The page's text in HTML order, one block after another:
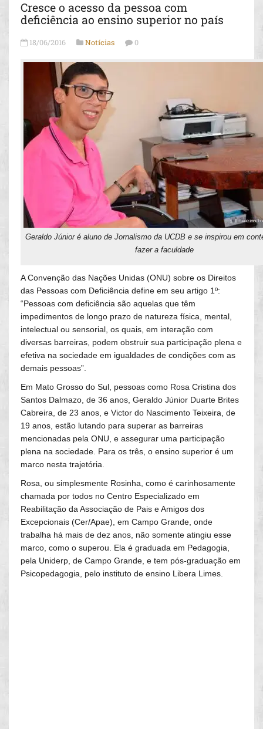
Cresce o acesso da pessoa com
deficiência ao ensino superior no país
18/06/2016 Notícias 0
Geraldo Júnior é aluno de Jornalismo da UCDB e se inspirou em
fazer a faculdade
A Convenção das Nações Unidas (ONU) sobre os Direitos
das Pessoas com Deficiência define em seu artigo 1º:
“Pessoas com deficiência são aquelas que têm
impedimentos de longo prazo de natureza física, mental,
intelectual ou sensorial, os quais, em interação com
diversas barreiras, podem obstruir sua participação plena e
efetiva na sociedade em igualdades de condições com as
demais pessoas”.
Em Mato Grosso do Sul, pessoas como Rosa Cristina dos
Santos Dalmazo, de 36 anos, Geraldo Júnior Duarte Brites
Cabreira, de 23 anos, e Victor do Nascimento Teixeira, de
19 anos, estão lutando para superar as barreiras
mencionadas pela ONU, e assegurar uma participação
plena na sociedade. Para os três, o ensino superior é um
marco nesta trajetória.
Rosa, ou simplesmente Rosinha, como é carinhosamente
chamada por todos no Centro Especializado em
Reabilitação da Associação de Pais e Amigos dos
Excepcionais (Cer/Apae), em Campo Grande, onde
trabalha há mais de dez anos, não somente atingiu esse
marco, como o superou. Ela é graduada em Pedagogia,
pela Uniderp, de Campo Grande, e tem pós-graduação em
Psicopedagogia, pelo instituto de ensino Libera Limes.